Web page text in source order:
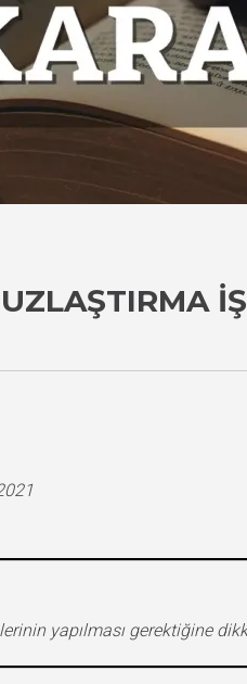
yapılması gerektiğine